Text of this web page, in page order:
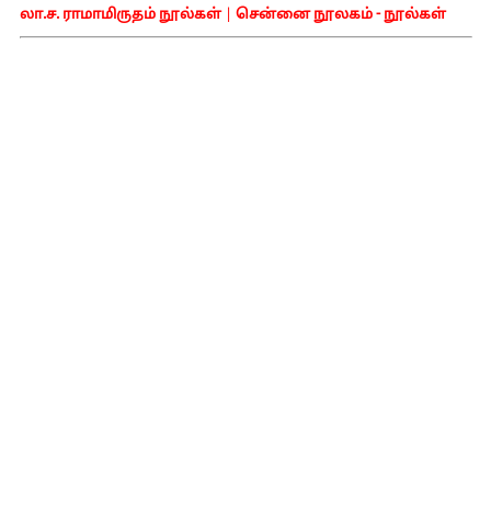
லா.ச. ராமாமிருதம் நூல்கள்| சென்னை நூலகம் - நூல்கள்